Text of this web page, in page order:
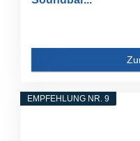
EMPFEHLUNG NR. 9